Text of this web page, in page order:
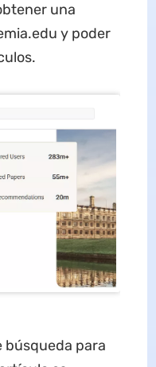
una
y poder
búsqueda para